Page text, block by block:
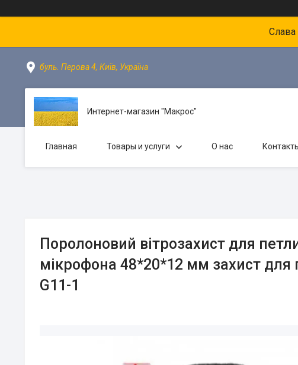
Слава
буль. Перова 4, Київ, Україна
Интернет-магазин "Макрос"
Главная Товары и услуги О нас
Поролоновий вітрозахист для
мікрофона 48*20*12 мм захист для
G11-1